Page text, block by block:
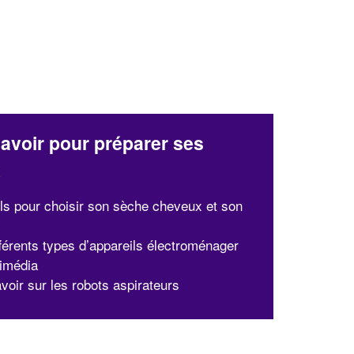
pour préparer ses
pour choisir son sèche cheveux et son
types d’appareils électroménager
sur les robots aspirateurs